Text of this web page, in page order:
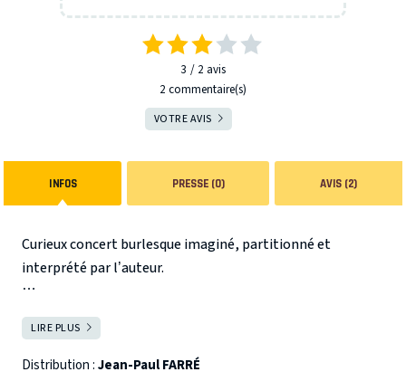
3 2 avis
2 commentaire(s)
VOTRE AVIS
INFOS PRESSE (0) AVIS (2)
Curieux concert burlesque imaginé, partitionné et
interprété par l’auteur.
Synopsis... Résumé... Argument... Schéma... Topo... Pitch !
C’est l’histoire d’un pianiste qui prépare, entretient et
astique le piano pour le concert du maestro...
LIRE PLUS
Distribution :Jean-Paul FARRÉ